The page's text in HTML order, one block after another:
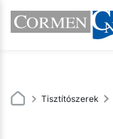
Tisztítószerek